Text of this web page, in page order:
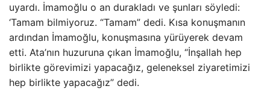
uyardı. İmamoğlu o an durakladı ve şunları söyledi:
‘Tamam bilmiyoruz. “Tamam” dedi. Kısa konuşmanın
ardından İmamoğlu, konuşmasına yürüyerek devam
etti. Ata’nın huzuruna çıkan İmamoğlu, “İnşallah hep
birlikte görevimizi yapacağız, geleneksel ziyaretimizi
hep birlikte yapacağız” dedi.